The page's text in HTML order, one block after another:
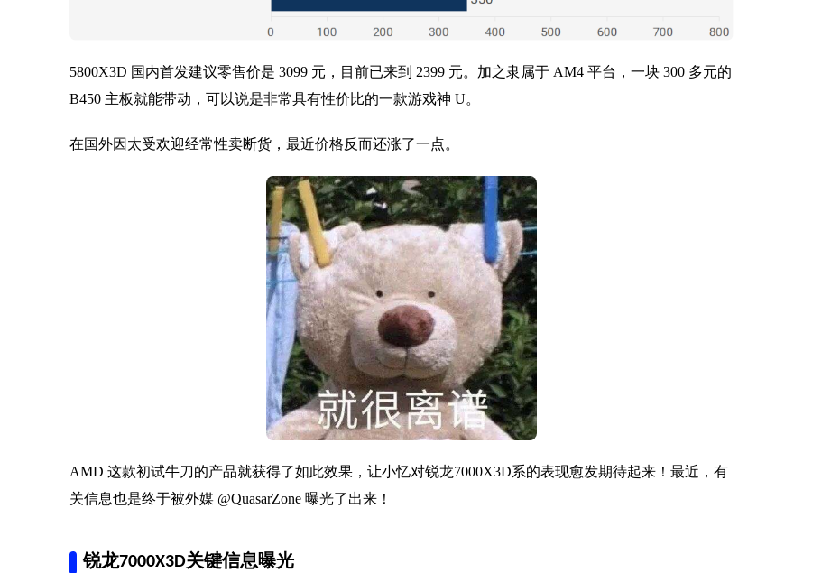
5800X3D 国内首发建议零售价是 3099 元，目前已来到 2399 元。加之隶属于 AM4 平台，一块 300 多元的
B450 主板就能带动，可以说是非常具有性价比的一款游戏神 U。
在国外因太受欢迎经常性卖断货，最近价格反而还涨了一点。
AMD 这款初试牛刀的产品就获得了如此效果，让小忆对锐龙7000X3D系的表现愈发期待起来！最近，有
关信息也是终于被外媒 @QuasarZone 曝光了出来！
锐龙7000X3D关键信息曝光